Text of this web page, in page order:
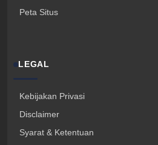
Peta Situs
LEGAL
Kebijakan Privasi
Disclaimer
Syarat & Ketentuan